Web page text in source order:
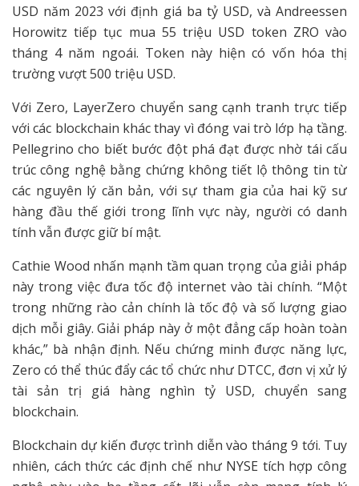
USD năm 2023 với định giá ba tỷ USD, và Andreessen
Horowitz tiếp tục mua 55 triệu USD token ZRO vào
tháng 4 năm ngoái. Token này hiện có vốn hóa thị
trường vượt 500 triệu USD.
Với Zero, LayerZero chuyển sang cạnh tranh trực tiếp
với các blockchain khác thay vì đóng vai trò lớp hạ tầng.
Pellegrino cho biết bước đột phá đạt được nhờ tái cấu
trúc công nghệ bằng chứng không tiết lộ thông tin từ
các nguyên lý căn bản, với sự tham gia của hai kỹ sư
hàng đầu thế giới trong lĩnh vực này, người có danh
tính vẫn được giữ bí mật.
Cathie Wood nhấn mạnh tầm quan trọng của giải pháp
này trong việc đưa tốc độ internet vào tài chính. “Một
trong những rào cản chính là tốc độ và số lượng giao
dịch mỗi giây. Giải pháp này ở một đẳng cấp hoàn toàn
khác,” bà nhận định. Nếu chứng minh được năng lực,
Zero có thể thúc đẩy các tổ chức như DTCC, đơn vị xử lý
tài sản trị giá hàng nghìn tỷ USD, chuyển sang
blockchain.
Blockchain dự kiến được trình diễn vào tháng 9 tới. Tuy
nhiên, cách thức các định chế như NYSE tích hợp công